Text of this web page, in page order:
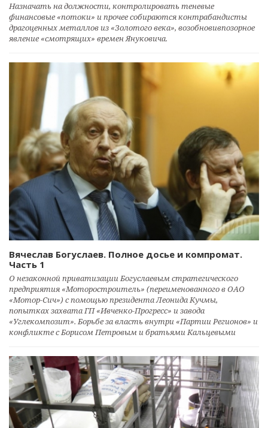
Назначать на должности, контролировать теневые
финансовые «потоки» и прочее собираются контрабандисты
драгоценных металлов из «Золотого века», возобновивпозорное
явление «смотрящих» времен Януковича.
Вячеслав Богуслаев. Полное досье и компромат.
Часть 1
О незаконной приватизации Богуслаевым стратегического
предприятия «Моторостроитель» (переименованного в ОАО
«Мотор-Сич») с помощью президента Леонида Кучмы,
попытках захвата ГП «Ивченко-Прогресс» и завода
«Углекомпозит». Борьбе за власть внутри «Партии Регионов» и
конфликте с Борисом Петровым и братьями Кальцевыми